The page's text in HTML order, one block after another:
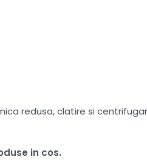
redusa, clatire si
in cos.